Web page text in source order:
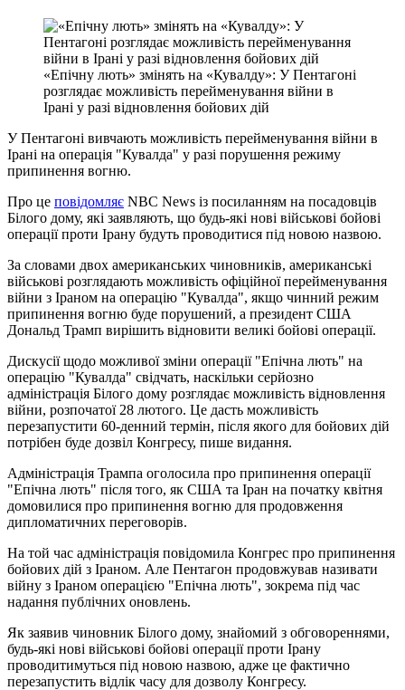
«Епічну лють» змінять на «Кувалду»: У Пентагоні
розглядає можливість перейменування війни в
Ірані у разі відновлення бойових дій
У Пентагоні вивчають можливість перейменування війни в
Ірані на операція "Кувалда" у разі порушення режиму
припинення вогню.
Про це повідомляє NBC News із посиланням на посадовців
Білого дому, які заявляють, що будь-які нові військові бойові
операції проти Ірану будуть проводитися під новою назвою.
За словами двох американських чиновників, американські
військові розглядають можливість офіційної перейменування
війни з Іраном на операцію "Кувалда", якщо чинний режим
припинення вогню буде порушений, а президент США
Дональд Трамп вирішить відновити великі бойові операції.
Дискусії щодо можливої ​​зміни операції "Епічна лють" на
операцію "Кувалда" свідчать, наскільки серйозно
адміністрація Білого дому розглядає можливість відновлення
війни, розпочатої 28 лютого. Це дасть можливість
перезапустити 60-денний термін, після якого для бойових дій
потрібен буде дозвіл Конгресу, пише видання.
Адміністрація Трампа оголосила про припинення операції
"Епічна лють" після того, як США та Іран на початку квітня
домовилися про припинення вогню для продовження
дипломатичних переговорів.
На той час адміністрація повідомила Конгрес про припинення
бойових дій з Іраном. Але Пентагон продовжував називати
війну з Іраном операцією "Епічна лють", зокрема під час
надання публічних оновлень.
Як заявив чиновник Білого дому, знайомий з обговореннями,
будь-які нові військові бойові операції проти Ірану
проводитимуться під новою назвою, адже це фактично
перезапустить відлік часу для дозволу Конгресу.